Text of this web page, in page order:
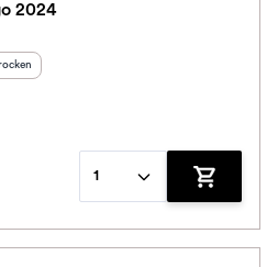
2024
1
Zum